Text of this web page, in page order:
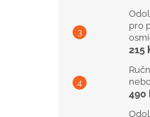
pro
215
490